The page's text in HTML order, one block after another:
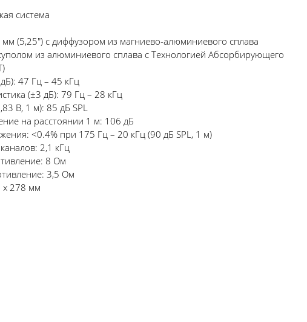
система
(5,25") с диффузором из магниево-алюминиевого сплава
из алюминиевого сплава с Технологией Абсорбирующего
47 Гц – 45 кГц
(±3 дБ): 79 Гц – 28 кГц
В, 1 м): 85 дБ SPL
на расстоянии 1 м: 106 дБ
<0.4% при 175 Гц – 20 кГц (90 дБ SPL, 1 м)
2,1 кГц
8 Ом
3,5 Ом
x 278 мм